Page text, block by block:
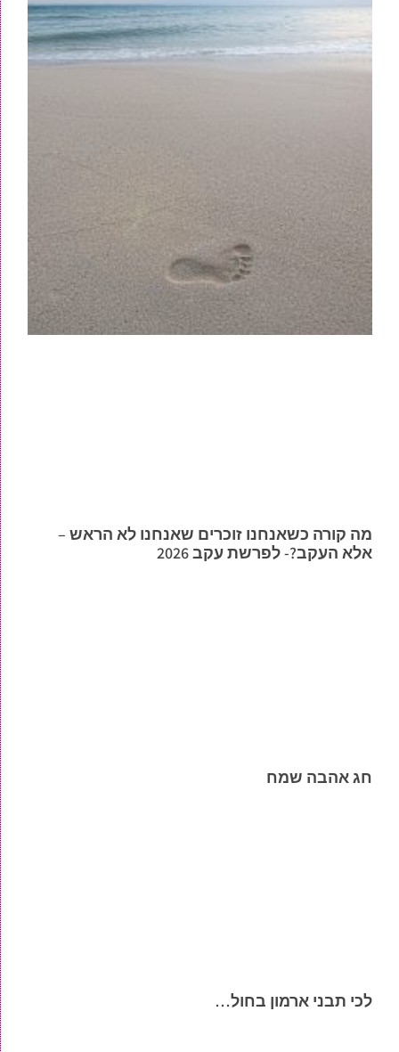
מה קורה כשאנחנו זוכרים שאנחנו לא הראש –
אלא העקב?- לפרשת עקב 2026
חג אהבה שמח
לכי תבני ארמון בחול…